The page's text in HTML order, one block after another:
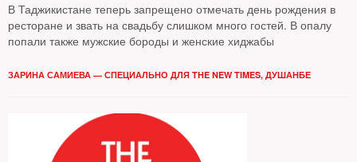
В Таджикистане теперь запрещено отмечать день рождения в
ресторане и звать на свадьбу слишком много гостей. В опалу
попали также мужские бороды и женские хиджабы
ЗАРИНА САМИЕВА — СПЕЦИАЛЬНО ДЛЯ THE NEW TIMES, ДУШАНБЕ